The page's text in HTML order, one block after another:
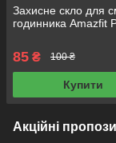
Захисне скло для
годинника Amazfit
85 ₴ 100 ₴
Купити
Акційні